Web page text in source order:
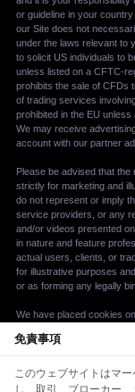
experience. By
免責事項
このウェブサイトはマ
し、取引、ブローカー